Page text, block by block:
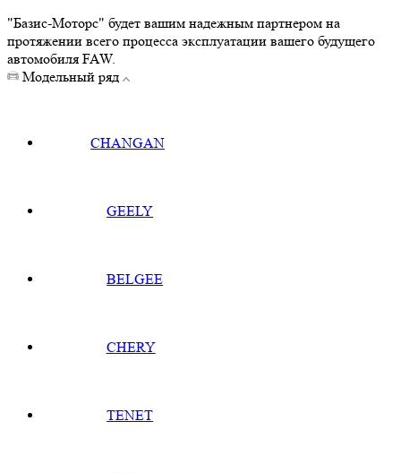
"Базис-Моторс" будет вашим надежным партнером на
протяжении всего процесса эксплуатации вашего будущего
автомобиля FAW.
Модельный ряд
CHANGAN
GEELY
BELGEE
CHERY
TENET